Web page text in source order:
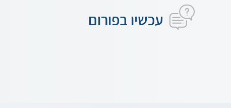
עכשיו בפורום